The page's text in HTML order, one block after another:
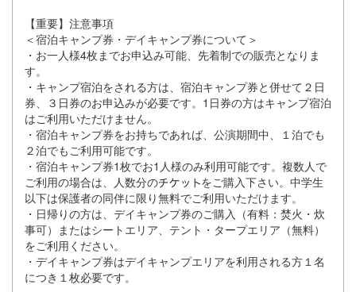
【重要】注意事項
＜宿泊キャンプ券・デイキャンプ券について＞
・お⼀⼈様4枚までお申込み可能、先着制での販売となりま
す。
・キャンプ宿泊をされる⽅は、宿泊キャンプ券と併せて２⽇
券、３⽇券のお申込みが必要です。1⽇券の⽅はキャンプ宿泊
はご利⽤いただけません。
・宿泊キャンプ券をお持ちであれば、公演期間中、１泊でも
２泊でもご利⽤可能です。
・宿泊キャンプ券1枚でお1⼈様のみ利⽤可能です。複数⼈で
ご利⽤の場合は、⼈数分の
をご購⼊下さい。中学⽣
以下は保護者の同伴に限り無料でご利⽤いただけます。
・⽇帰りの⽅は、デイキャンプ券のご購⼊（有料：焚⽕・炊
事可）またはシートエリア、テント・タープエリア（無料）
をご利⽤ください。
・デイキャンプ券はデイキャンプエリアを利⽤される⽅１名
につき１枚必要です。